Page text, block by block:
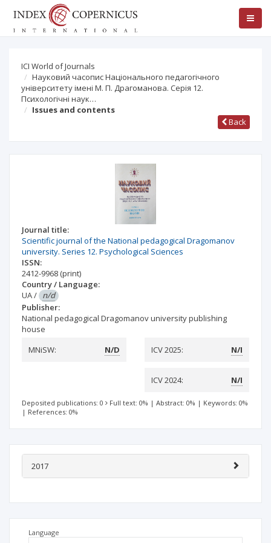
ICI World of Journals
Науковий часопис Національного педагогічного
університету імені М. П. Драгоманова. Серія 12.
Психологічні наук…
Issues and contents
Back
Journal title:
Scientific journal of the National pedagogical Dragomanov
university. Series 12. Psychological Sciences
ISSN:
2412-9968 (print)
Country / Language:
UA/ n/d
Publisher:
National pedagogical Dragomanov university publishing
house
MNiSW:
N/D ICV 2025: N/I
ICV 2024: N/I
Deposited publications: 0 Full text: 0% | Abstract: 0% | Keywords: 0%
| References: 0%
2017
Language